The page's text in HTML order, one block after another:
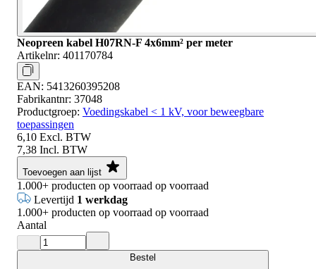
Neopreen kabel H07RN-F 4x6mm² per meter
Artikelnr: 401170784
EAN: 5413260395208
Fabrikantnr: 37048
Productgroep: Voedingskabel < 1 kV, voor beweegbare
toepassingen
6,10 Excl. BTW
7,38 Incl. BTW
Toevoegen aan lijst
1.000+ producten op voorraad op voorraad
Levertijd 1 werkdag
1.000+ producten op voorraad op voorraad
Aantal
Bestel